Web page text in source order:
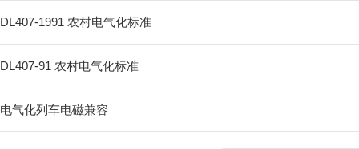
DL407-1991 农村电气化标准
DL407-91 农村电气化标准
电气化列车电磁兼容